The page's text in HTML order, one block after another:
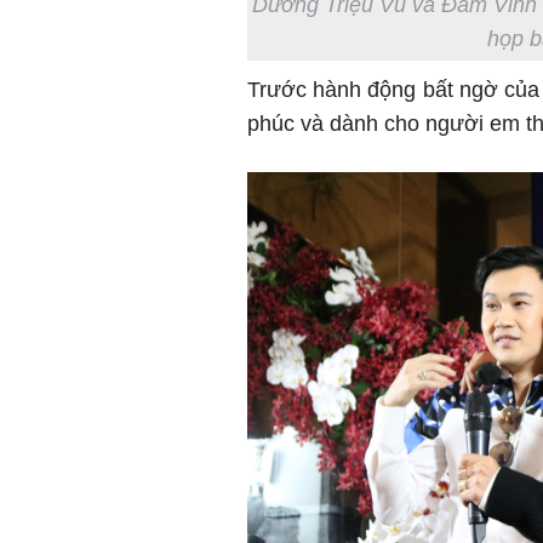
họp
Trước hành động bất ngờ của
phúc và dành cho người em